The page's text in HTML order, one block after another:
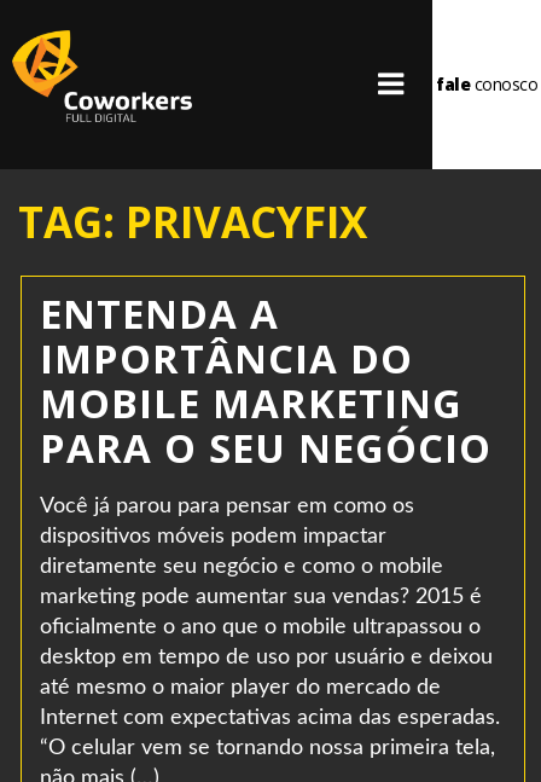
faleconosco
TAG: PRIVACYFIX
ENTENDA A
IMPORTÂNCIA DO
MOBILE MARKETING
PARA O SEU NEGÓCIO
Você já parou para pensar em como os
dispositivos móveis podem impactar
diretamente seu negócio e como o mobile
marketing pode aumentar sua vendas? 2015 é
oficialmente o ano que o mobile ultrapassou o
desktop em tempo de uso por usuário e deixou
até mesmo o maior player do mercado de
Internet com expectativas acima das esperadas.
“O celular vem se tornando nossa primeira tela,